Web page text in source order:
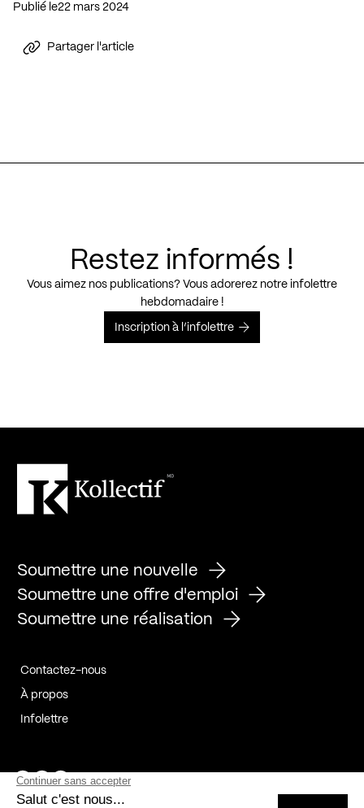
Publié le 22 mars 2024
Partager l'article
Restez informés !
Vous aimez nos publications? Vous adorerez notre infolettre
hebdomadaire !
Inscription à l’infolettre
Soumettre une nouvelle
Soumettre une offre d'emploi
Soumettre une réalisation
Contactez-nous
À propos
Infolettre
Page Facebook de Kollectif
Page Instagram de Kollectif
Page Linkedin de Kollectif